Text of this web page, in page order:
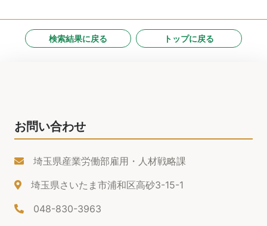
検索結果に戻る トップに戻る
お問い合わせ
埼玉県産業労働部雇用・人材戦略課
埼玉県さいたま市浦和区高砂3-15-1
048-830-3963